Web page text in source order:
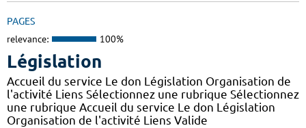
PAGES
relevance: 100%
Législation
Accueil du service Le don Législation Organisation de
l'activité Liens Sélectionnez une rubrique Sélectionnez
une rubrique Accueil du service Le don Législation
Organisation de l'activité Liens Valide